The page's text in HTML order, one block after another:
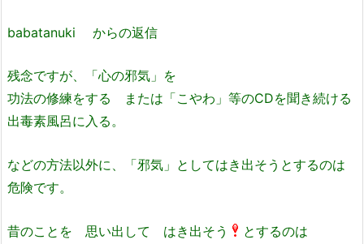
babatanuki からの返信
残念ですが、「心の邪気」を
功法の修練をする または「こやわ」等のCDを聞き続ける
出毒素風呂に入る。
などの方法以外に、「邪気」としてはき出そうとするのは
危険です。
昔のことを 思い出して はき出そう
とするのは